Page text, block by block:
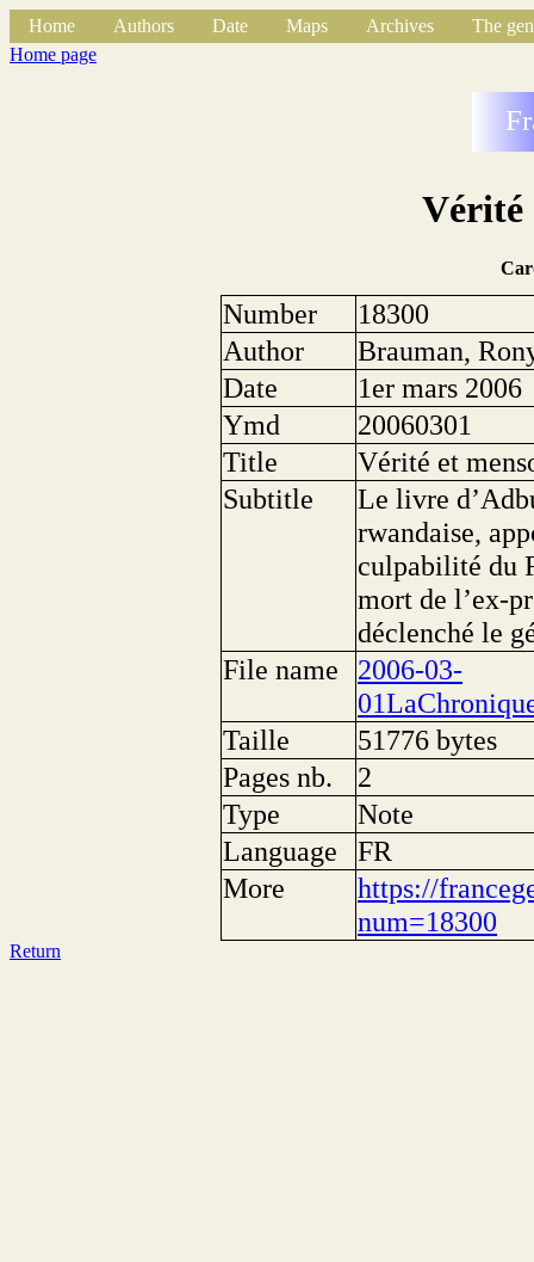
Home Authors Date Maps Archives
The
Home page
Vérité
Number
18300
Author
Brauman,
Date
1er mars 2006
Ymd
20060301
Title
Vérité et
Subtitle
Le livre
rwandaise,
culpabilité du
mort de l’ex-
déclenché le
File name
2006-03-
Taille
51776 bytes
Pages nb.
2
Type
Note
Language
FR
More
https://
num=18300
Return